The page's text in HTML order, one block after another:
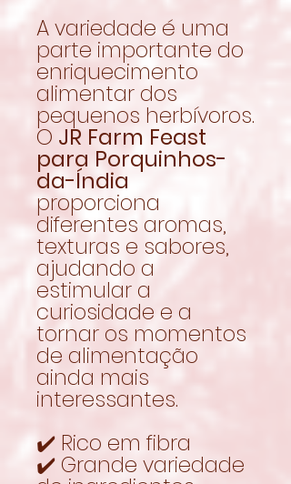
A variedade é uma
parte importante do
enriquecimento
alimentar dos
pequenos herbívoros.
O JR Farm Feast
para Porquinhos-
da-Índia
proporciona
diferentes aromas,
texturas e sabores,
ajudando a
estimular a
curiosidade e a
tornar os momentos
de alimentação
ainda mais
interessantes.
✔️ Rico em fibra
✔️ Grande variedade